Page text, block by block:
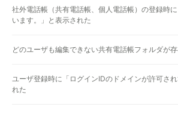
社外電話帳（共有電話帳、個人電話帳）の登録時
います。」と表示された
どのユーザも編集できない共有電話帳フォルダが
ユーザ登録時に「ログインIDのドメインが許可さ
れた